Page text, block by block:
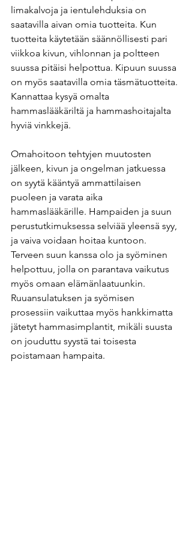
limakalvoja ja ientulehduksia on
saatavilla aivan omia tuotteita. Kun
tuotteita käytetään säännöllisesti pari
viikkoa kivun, vihlonnan ja poltteen
suussa pitäisi helpottua. Kipuun suussa
on myös saatavilla omia täsmätuotteita.
Kannattaa kysyä omalta
hammaslääkäriltä ja hammashoitajalta
hyviä vinkkejä.
Omahoitoon tehtyjen muutosten
jälkeen, kivun ja ongelman jatkuessa
on syytä kääntyä ammattilaisen
puoleen ja varata aika
hammaslääkärille. Hampaiden ja suun
perustutkimuksessa selviää yleensä syy,
ja vaiva voidaan hoitaa kuntoon.
Terveen suun kanssa olo ja syöminen
helpottuu, jolla on parantava vaikutus
myös omaan elämänlaatuunkin.
Ruuansulatuksen ja syömisen
prosessiin vaikuttaa myös hankkimatta
jätetyt hammasimplantit, mikäli suusta
on jouduttu syystä tai toisesta
poistamaan hampaita.